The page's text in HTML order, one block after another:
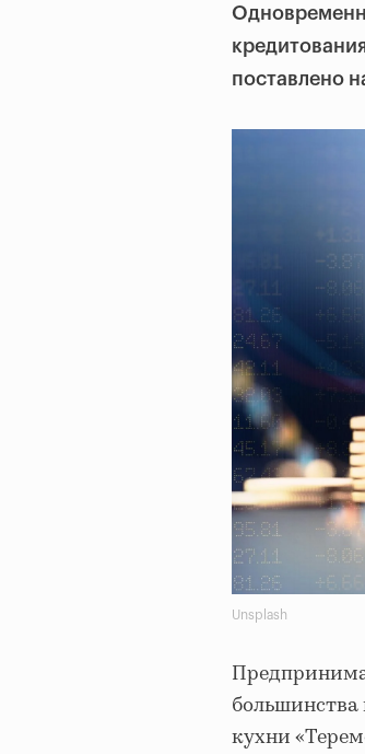
поставлено
Unsplash
большинства
кухни